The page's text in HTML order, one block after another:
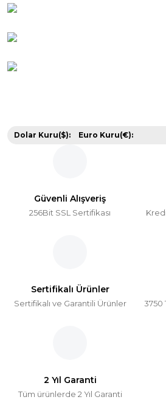
Dolar Kuru($): Euro Kuru(€):
Güvenli Alışveriş
256Bit SSL Sertifikası
Sertifikalı Ürünler
Sertifikalı ve Garantili Ürünler 3750
2 Yıl Garanti
Tüm ürünlerde 2 Yıl Garanti